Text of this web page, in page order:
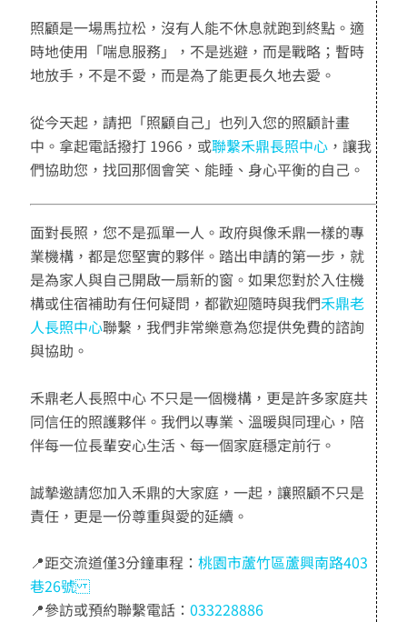
照顧是一場馬拉松，沒有人能不休息就跑到終點。適
時地使用「喘息服務」，不是逃避，而是戰略；暫時
地放手，不是不愛，而是為了能更長久地去愛。
從今天起，請把「照顧自己」也列入您的照顧計畫
中。拿起電話撥打 1966，或聯繫禾鼎長照中心 ，讓我
們協助您，找回那個會笑、能睡、身心平衡的自己。
面對長照，您不是孤單一人。政府與像禾鼎一樣的專
業機構，都是您堅實的夥伴。踏出申請的第一步，就
是為家人與自己開啟一扇新的窗。如果您對於入住機
構或住宿補助有任何疑問，都歡迎隨時與我們禾鼎老
人長照中心聯繫，我們非常樂意為您提供免費的諮詢
與協助。
禾鼎老人長照中心 不只是一個機構，更是許多家庭共
同信任的照護夥伴。我們以專業、溫暖與同理心，陪
伴每一位長輩安心生活、每一個家庭穩定前行。
誠摯邀請您加入禾鼎的大家庭，一起，讓照顧不只是
責任，更是一份尊重與愛的延續。
📍距交流道僅3分鐘車程： 桃園市蘆竹區蘆興南路403
巷26號
📍參訪或預約聯繫電話： 033228886